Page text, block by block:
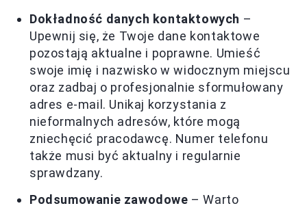
Dokładność danych kontaktowych –
Upewnij się, że Twoje dane kontaktowe
pozostają aktualne i poprawne. Umieść
swoje imię i nazwisko w widocznym miejscu
oraz zadbaj o profesjonalnie sformułowany
adres e-mail. Unikaj korzystania z
nieformalnych adresów, które mogą
zniechęcić pracodawcę. Numer telefonu
także musi być aktualny i regularnie
sprawdzany.
Podsumowanie zawodowe – Warto